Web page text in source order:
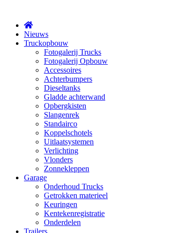
Nieuws
Truckopbouw
Fotogalerij Trucks
Fotogalerij Opbouw
Accessoires
Achterbumpers
Dieseltanks
Gladde achterwand
Opbergkisten
Slangenrek
Standairco
Koppelschotels
Uitlaatsystemen
Verlichting
Vlonders
Zonnekleppen
Garage
Onderhoud Trucks
Getrokken materieel
Keuringen
Kentekenregistratie
Onderdelen
Trailers